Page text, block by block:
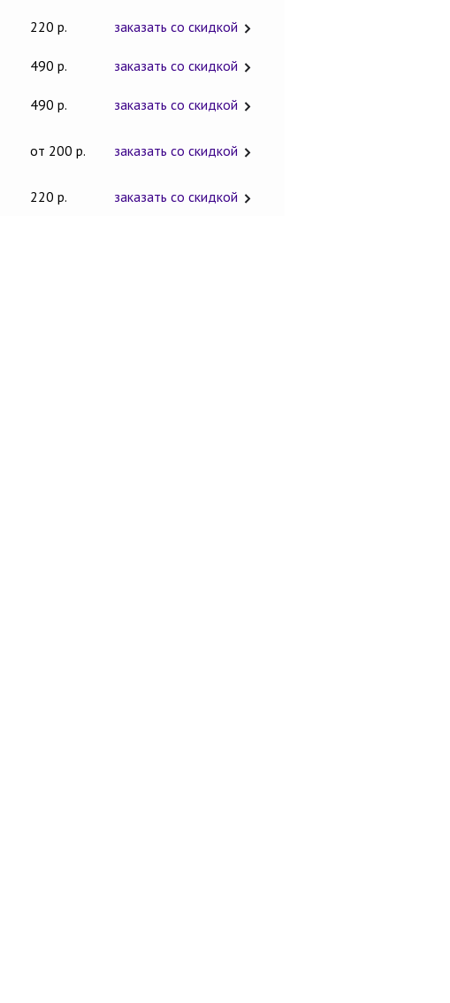
220 р. заказать со скидкой
490 р. заказать со скидкой
490 р. заказать со скидкой
от 200 р. заказать со скидкой
220 р. заказать со скидкой